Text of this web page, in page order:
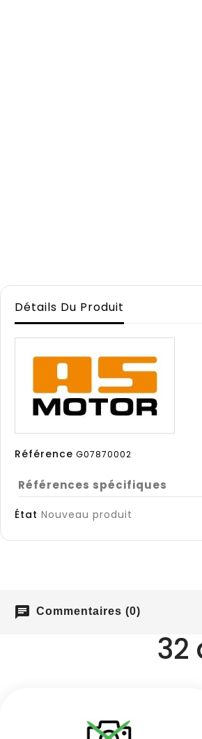
Détails Du Produit
Référence G07870002
Références spécifiques
État Nouveau produit
chat Commentaires (0)
32